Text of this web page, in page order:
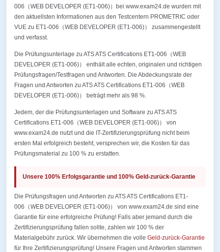
006（WEB DEVELOPER (ET1-006)）bei www.exam24.de wurden mit
den aktuellsten Informationen aus den Testcentern PROMETRIC oder
VUE zu ET1-006（WEB DEVELOPER (ET1-006)） zusammengestellt
und verfasst.
Die Prüfungsunterlage zu ATS ATS Certifications ET1-006（WEB
DEVELOPER (ET1-006)） enthält alle echten, originalen und richtigen
Prüfungsfragen/Testfragen und Antworten. Die Abdeckungsrate der
Fragen und Antworten zu ATS ATS Certifications ET1-006（WEB
DEVELOPER (ET1-006)） beträgt mehr als 98 %.
Jedem, der die Prüfungsunterlagen und Software zu ATS ATS
Certifications ET1-006（WEB DEVELOPER (ET1-006)） von
www.exam24.de nutzt und die IT-Zertifizierungsprüfung nicht beim
ersten Mal erfolgreich besteht, versprechen wir, die Kosten für das
Prüfungsmaterial zu 100 % zu erstatten.
Unsere 100% Erfolgsgarantie und 100% Geld-zurück-Garantie
Die Prüfungsfragen und Antworten zu ATS ATS Certifications ET1-
006（WEB DEVELOPER (ET1-006)） von www.exam24.de sind eine
Garantie für eine erfolgreiche Prüfung! Falls aber jemand durch die
Zertifizierungsprüfung fallen sollte, zahlen wir 100 % der
Materialgebühr zurück. Wir übernehmen die volle Geld-zurück-Garantie
für Ihre Zertifizierungsprüfung! Unsere Fragen und Antworten stammen